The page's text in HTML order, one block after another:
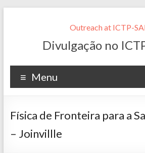
Outreach at ICTP-
Divulgação no
Menu
Física de Fronteira para a
– Joinvillle